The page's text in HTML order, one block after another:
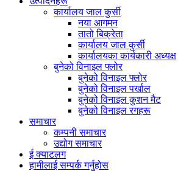
कार्यालय जाल कुर्सी
नया आगमन
तातो बिक्रेता
कार्यालय जाल कुर्सी
कार्यालयका कार्यकारी अध्यक्ष
बुनेको विनाइल फ्लोर
बुनेको विनाइल फ्लोर
बुनेको विनाइल पर्खाल
बुनेको विनाइल कुशन मैट
बुनेको विनाइल रगहरू
समाचार
कम्पनी समाचार
उद्योग समाचार
ई क्याटलग
हामीलाई सम्पर्क गर्नुहोस